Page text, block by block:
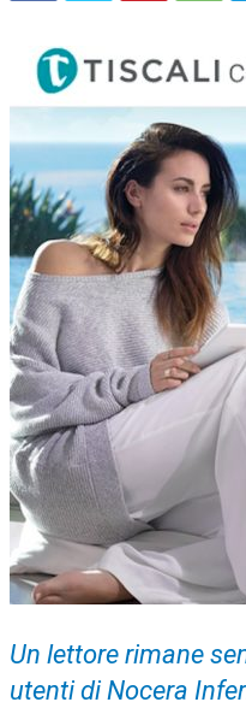
Un lettore rimane
utenti di Nocera